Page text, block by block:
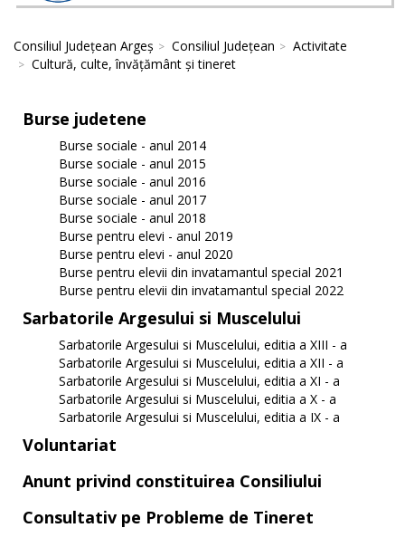
Consiliul Județean Argeș Consiliul Județean
Activitate
Cultură, culte, învățământ și tineret
Burse judetene
Burse sociale - anul 2014
Burse sociale - anul 2015
Burse sociale - anul 2016
Burse sociale - anul 2017
Burse sociale - anul 2018
Burse pentru elevi - anul 2019
Burse pentru elevi - anul 2020
Burse pentru elevii din invatamantul special 2021
Burse pentru elevii din invatamantul special 2022
Sarbatorile Argesului si Muscelului
Sarbatorile Argesului si Muscelului, editia a XIII - a
Sarbatorile Argesului si Muscelului, editia a XII - a
Sarbatorile Argesului si Muscelului, editia a XI - a
Sarbatorile Argesului si Muscelului, editia a X - a
Sarbatorile Argesului si Muscelului, editia a IX - a
Voluntariat
Anunt privind constituirea Consiliului
Consultativ pe Probleme de Tineret